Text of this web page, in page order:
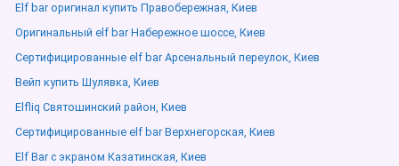
Elf bar оригинал купить Правобережная, Киев
Оригинальный elf bar Набережное шоссе, Киев
Сертифицированные elf bar Арсенальный переулок, Киев
Вейп купить Шулявка, Киев
Elfliq Святошинский район, Киев
Сертифицированные elf bar Верхнегорская, Киев
Elf Bar с экраном Казатинская, Киев